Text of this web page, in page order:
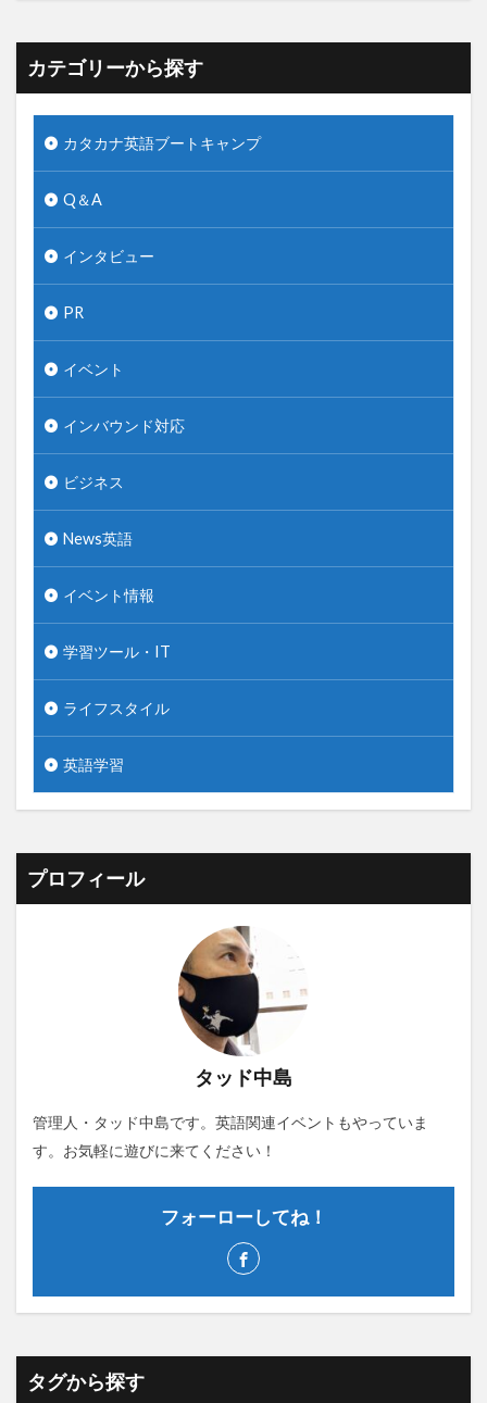
カテゴリーから探す
カタカナ英語ブートキャンプ
Q＆A
インタビュー
PR
イベント
インバウンド対応
ビジネス
News英語
イベント情報
学習ツール・IT
ライフスタイル
英語学習
プロフィール
タッド中島
管理人・タッド中島です。英語関連イベントもやっていま
す。お気軽に遊びに来てください！
フォーローしてね！
タグから探す